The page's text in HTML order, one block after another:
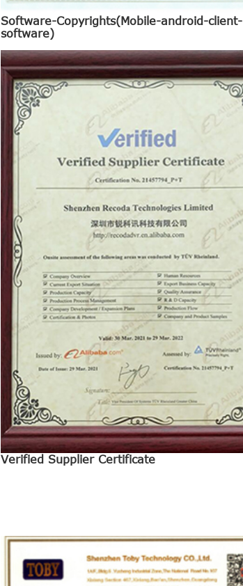
Software-Copyrights(Mobile-android-client-
software)
Verified Supplier Certificate